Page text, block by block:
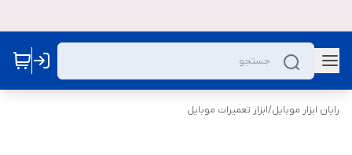
رایان ابزار موبایل/ابزار تعمیرات موبایل